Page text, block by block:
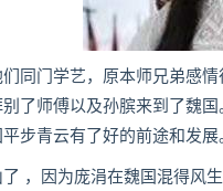
门学艺，原本师兄弟感情
了师傅以及孙膑来到了魏
步青云有了好的前途和发展
因为庞涓在魏国混得风生